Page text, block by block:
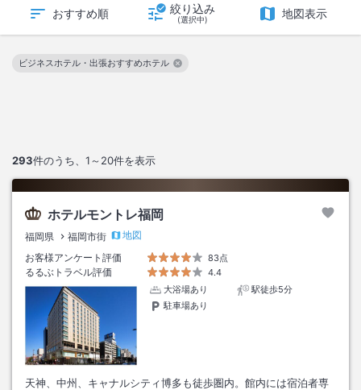
おすすめ順 絞り込み
(選択中) 地図表示
293件のうち、 1～20件を表示
ビジネスホテル・出張おすすめホテル
この絞り込み条件を解除
ホテルモントレ福岡
福岡県 福岡市街
地図
お客様アンケート評価
83点
るるぶトラベル評価
4.4
大浴場あり
駅徒歩5分
駐車場あり
天神、中州、キャナルシティ博多も徒歩圏内。館内には宿泊者専